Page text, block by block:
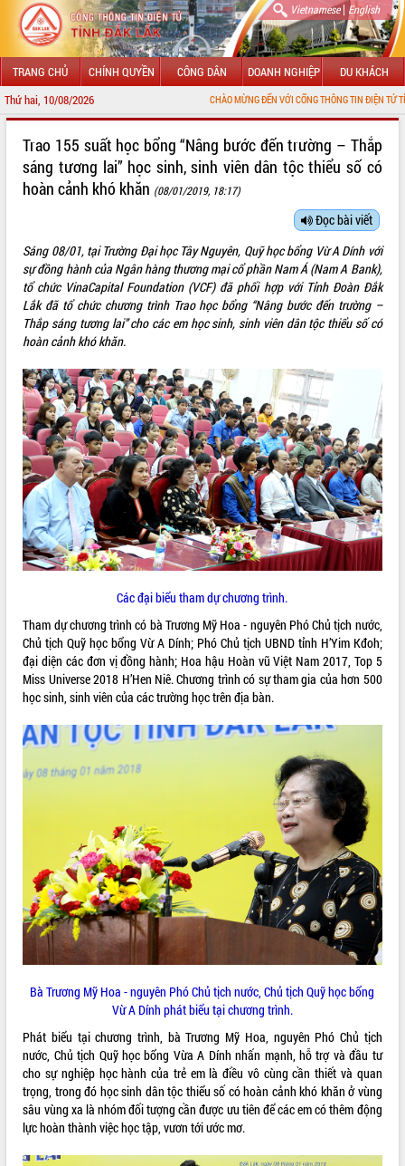
Vietnamese| English
TRANG CHỦ CHÍNH QUYỀN CÔNG DÂN DOANH NGHIỆP DU KHÁCH
Thứ hai, 10/08/2026 CHÀO MỪNG ĐẾN VỚI CỔNG THÔNG TIN ĐIỆN TỬ TỈNH ĐẮK LẮK
LÃNH ĐẠO UBND TỈNH
SỞ, BAN, NGÀNH
UBND CÁC XÃ, PHƯỜNG
THÔNG TIN CHỈ ĐẠO ĐIỀU HÀNH
VĂN BẢN HĐND TỈNH
ĐIỂM TIN VĂN BẢN
QUY HOẠCH - KẾ HOẠCH
Trailer Lễ hội Sầu riêng Đắk Lắk năm
2026
Khám bệnh, cấp phát thuốc miễn phí
và tặng quà người dân xã Cư Pui
Hội nghị UBND tỉnh Đắk Lắk thường kỳ
tháng 7/2026
Lễ truy tặng danh hiệu “Bà Mẹ Việt
Nam Anh hùng” và trao Huân chương
ALBUM ẢNH
Trao 155 suất học bổng “Nâng bước đến trường – Thắp
sáng tương lai” học sinh, sinh viên dân tộc thiểu số có
hoàn cảnh khó khăn (08/01/2019, 18:17)
Đọc bài viết
Sáng 08/01, tại Trường Đại học Tây Nguyên, Quỹ học bổng Vừ A Dính với
sự đồng hành của Ngân hàng thương mại cổ phần Nam Á (Nam A Bank),
tổ chức VinaCapital Foundation (VCF) đã phối hợp với Tỉnh Đoàn Đắk
Lắk đã tổ chức chương trình Trao học bổng “Nâng bước đến trường –
Thắp sáng tương lai” cho các em học sinh, sinh viên dân tộc thiểu số có
hoàn cảnh khó khăn.
Các đại biểu tham dự chương trình.
Tham dự chương trình có bà Trương Mỹ Hoa - nguyên Phó Chủ tịch nước,
Chủ tịch Quỹ học bổng Vừ A Dính; Phó Chủ tịch UBND tỉnh H’Yim Kđoh;
đại diện các đơn vị đồng hành; Hoa hậu Hoàn vũ Việt Nam 2017, Top 5
Miss Universe 2018 H’Hen Niê. Chương trình có sự tham gia của hơn 500
học sinh, sinh viên của các trường học trên địa bàn.
Bà Trương Mỹ Hoa - nguyên Phó Chủ tịch nước, Chủ tịch Quỹ học bổng
Vừ A Dính phát biểu tại chương trình.
Phát biểu tại chương trình, bà Trương Mỹ Hoa, nguyên Phó Chủ tịch
nước, Chủ tịch Quỹ học bổng Vừa A Dính nhấn mạnh, hỗ trợ và đầu tư
cho sự nghiệp học hành của trẻ em là điều vô cùng cần thiết và quan
trọng, trong đó học sinh dân tộc thiểu số có hoàn cảnh khó khăn ở vùng
sâu vùng xa là nhóm đối tượng cần được ưu tiên để các em có thêm động
lực hoàn thành việc học tập, vươn tới ước mơ.